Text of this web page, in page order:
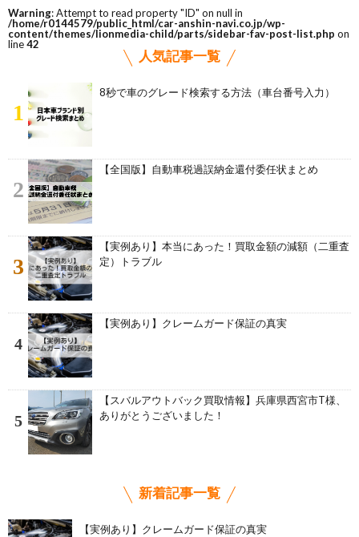
Warning: Attempt to read property "ID" on null in
/home/r0144579/public_html/car-anshin-navi.co.jp/wp-
content/themes/lionmedia-child/parts/sidebar-fav-post-list.php on
line42
人気記事一覧
1
8秒で車のグレード検索する方法（車台番号入力）
2
【全国版】自動車税過誤納金還付委任状まとめ
3
【実例あり】本当にあった！買取金額の減額（二重査
定）トラブル
4
【実例あり】クレームガード保証の真実
5
【スバルアウトバック買取情報】兵庫県西宮市T様、
ありがとうございました！
新着記事一覧
【実例あり】クレームガード保証の真実